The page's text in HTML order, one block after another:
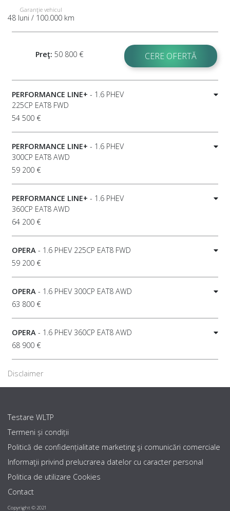
Garanţie vehicul
48 luni / 100.000 km
Preţ: 50 800 € CERE OFERTĂ
PERFORMANCE LINE+ - 1.6 PHEV
225CP EAT8 FWD
54 500 €
PERFORMANCE LINE+ - 1.6 PHEV
300CP EAT8 AWD
59 200 €
PERFORMANCE LINE+ - 1.6 PHEV
360CP EAT8 AWD
64 200 €
OPERA - 1.6 PHEV 225CP EAT8 FWD
59 200 €
OPERA - 1.6 PHEV 300CP EAT8 AWD
63 800 €
OPERA - 1.6 PHEV 360CP EAT8 AWD
68 900 €
Disclaimer
Testare WLTP
Termeni și condiții
Politică de confidențialitate marketing şi comunicări comerciale
Informaţii privind prelucrarea datelor cu caracter personal
Politica de utilizare Cookies
Contact
Copyright © 2021